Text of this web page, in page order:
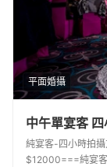
平面婚攝
中午單宴客
純宴客-四小時拍
$12000===純宴